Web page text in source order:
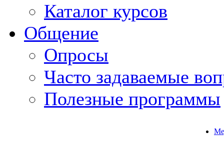
Каталог курсов
Общение
Опросы
Часто задаваемые
Полезные программы